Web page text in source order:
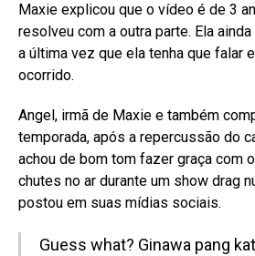
Maxie explicou que o vídeo é de 3
resolveu com a outra parte. Ela
a última vez que ela tenha que falar
ocorrido.
Angel, irmã de Maxie e também
temporada, após a repercussão do
achou de bom tom fazer graça com
chutes no ar durante um show drag
postou em suas mídias sociais.
Guess what? Ginawa pang